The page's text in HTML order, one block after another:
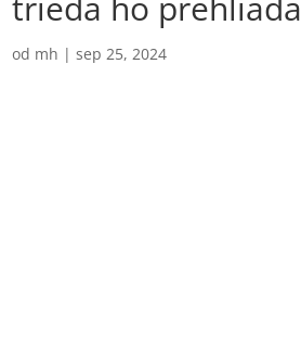
od mh |sep 25, 2024